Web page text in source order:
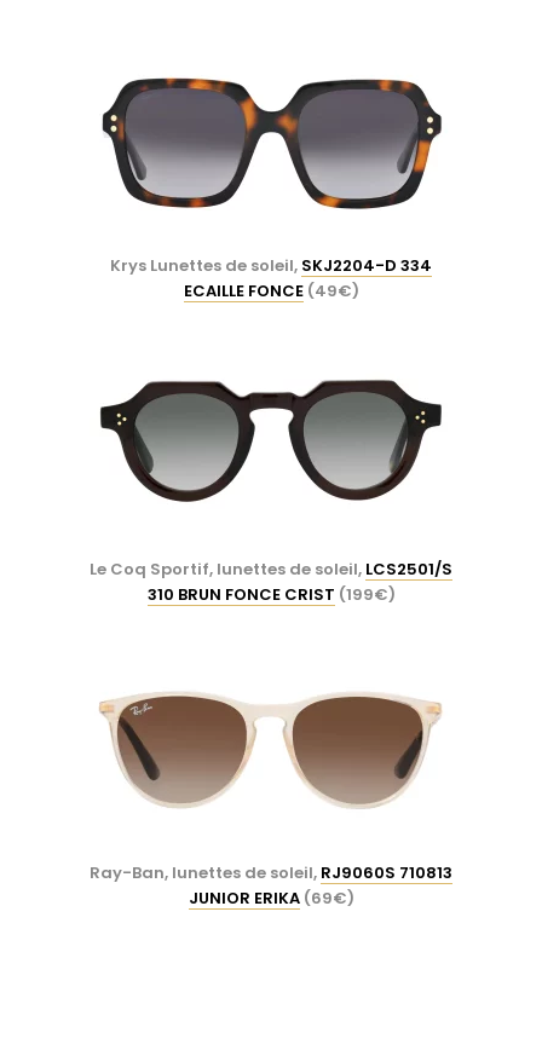
Krys Lunettes de soleil, SKJ2204-D 334
ECAILLE FONCE(49€)
Le Coq Sportif, lunettes de soleil, LCS2501/S
310 BRUN FONCE CRIST (199€)
Ray-Ban, lunettes de soleil, RJ9060S 710813
JUNIOR ERIKA(69€)